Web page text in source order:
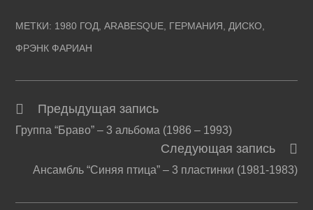
МЕТКИ: 1980 ГОД ARABESQUE ГЕРМАНИЯ ДИСКО
ФРЭНК ФАРИАН
Читать
далее
Предыдущая запись
Группа “Браво” – 3 альбома (1986 – 1993)
Следующая запись
Ансамбль “Синяя птица” – 3 пластинки (1981-1983)